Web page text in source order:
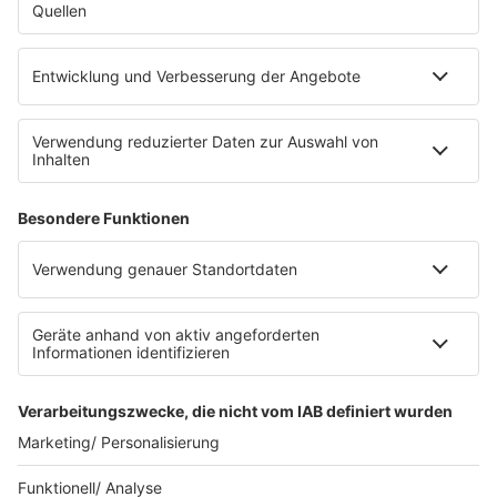
Die Uniklinik Tübingen hat ein neues Fahrradparkhaus
eröffnet. Direkt an der Medizinischen Klinik bietet es
E-Bikes über eine Photovoltaikanlage auf dem …
Impressum
Datenschutzerklärung
Datenschutzeinstellungen